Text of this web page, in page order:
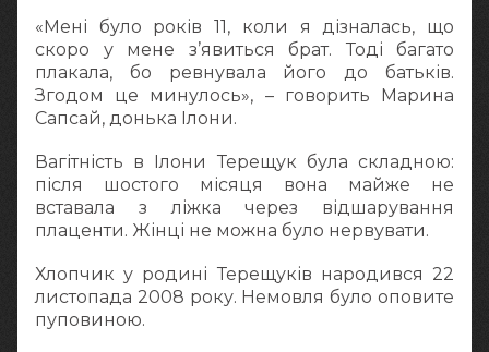
«Мені було років 11, коли я дізналась, що
скоро у мене з’явиться брат. Тоді багато
плакала, бо ревнувала його до батьків.
Згодом це минулось», – говорить Марина
Сапсай, донька Ілони.
Вагітність в Ілони Терещук була складною:
після шостого місяця вона майже не
вставала з ліжка через відшарування
плаценти. Жінці не можна було нервувати.
Хлопчик у родині Терещуків народився 22
листопада 2008 року. Немовля було оповите
пуповиною.